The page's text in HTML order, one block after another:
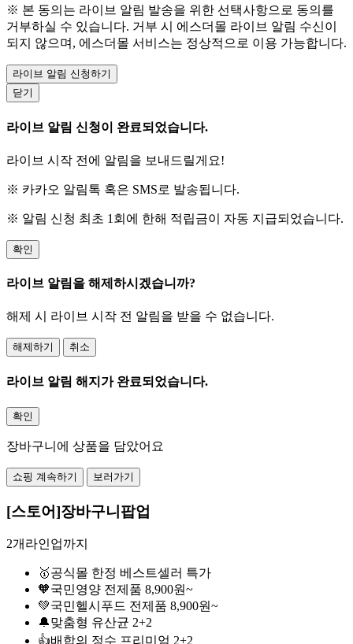
※ 본 동의는 라이브 알림 발송을 위한 선택사항으로 동의를
거부하실 수 있습니다. 거부 시 에스더몰 라이브 알림 수신이
되지 않으며, 에스더몰 서비스는 정상적으로 이용 가능합니다.
라이브 알림 신청하기
닫기
라이브 알림 신청이 완료되었습니다.
라이브 시작 전에 알림을 보내드릴게요!
※ 카카오 알림톡 혹은 SMS로 발송됩니다.
※ 알림 신청 최초 1회에 한해 적립금이 자동 지급되었습니다.
확인
라이브 알림을 해제하시겠습니까?
해제 시 라이브 시작 전 알림을 받을 수 없습니다.
해제하기 취소
라이브 알림 해지가 완료되었습니다.
확인
장바구니에 상품을 담았어요
쇼핑 계속하기 보러가기
[스토어]장바구니팝업
2개라인업까지
🥇공식몰 한정 베스트셀러 특가
🧡국민영양 전제품 8,900원~
💚국민헬시푸드 전제품 8,900원~
🔔맞춤형 유산균 2+2
👍배합의 정수 프리미엄 2+2